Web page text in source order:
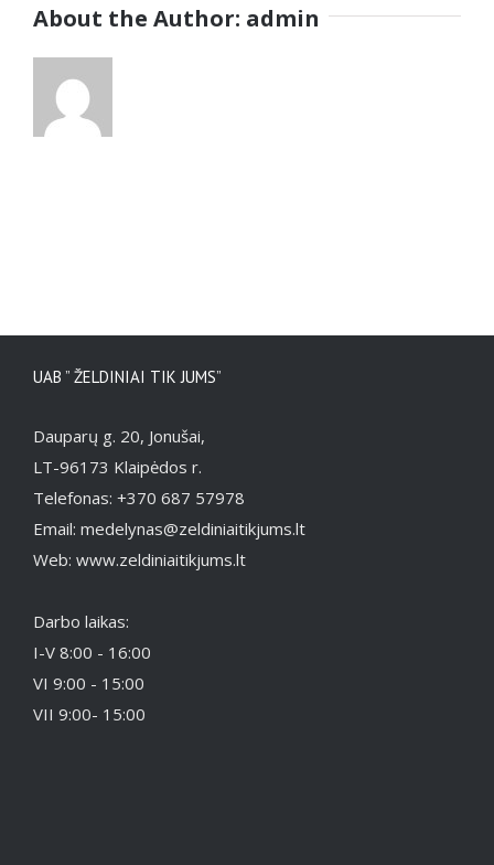
About the Author: admin
UAB ” ŽELDINIAI TIK JUMS”
Dauparų g. 20, Jonušai,
LT-96173 Klaipėdos r.
Telefonas: +370 687 57978
Email: medelynas@zeldiniaitikjums.lt
Web: www.zeldiniaitikjums.lt
Darbo laikas:
I-V 8:00 - 16:00
VI 9:00 - 15:00
VII 9:00- 15:00